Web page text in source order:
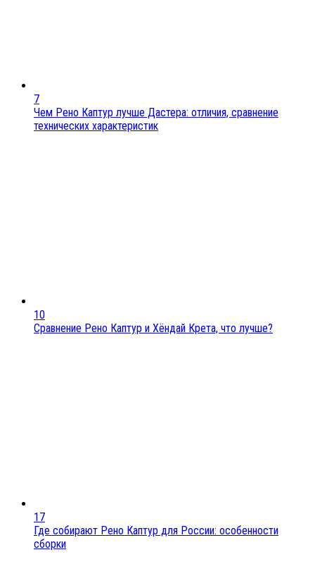
7
Чем Рено Каптур лучше Дастера: отличия, сравнение
технических характеристик
10
Сравнение Рено Каптур и Хёндай Крета, что лучше?
17
Где собирают Рено Каптур для России: особенности
сборки